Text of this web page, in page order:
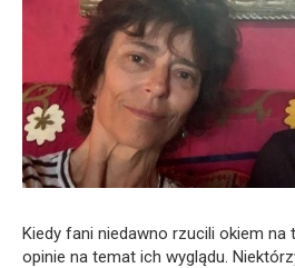
Kiedy fani niedawno rzucili okiem na
opinie na temat ich wyglądu.